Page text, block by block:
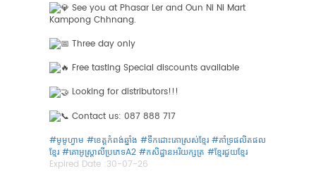
See you at Phasar Ler and Oun Ni Ni Mart
Kampong Chhnang.
Three day only
Free tasting Special discounts available
Looking for distributors!!!
Contact us: 087 888 717
#មូមូហ្វាម #ខេត្តកំពង់ឆ្នាំង #ទឹកដោះគោស្រស់ខ្មែរ #គាំទ្រផលិតផល
ខ្មែរ #គោអូស្ត្រាលីប្រភេទA2 #កសិដ្ឋានអរិយក្សត្រ #ខ្មែរជួយខ្មែរ
Expired Date :30-07-26